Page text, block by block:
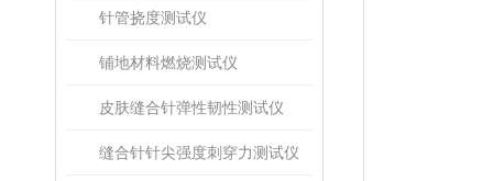
针管挠度测试仪
铺地材料燃烧测试仪
皮肤缝合针弹性韧性测试仪
缝合针针尖强度刺穿力测试仪